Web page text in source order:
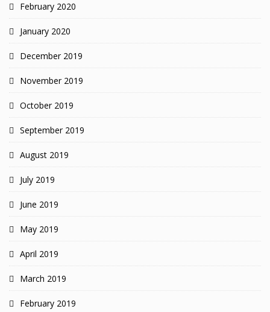
February 2020
January 2020
December 2019
November 2019
October 2019
September 2019
August 2019
July 2019
June 2019
May 2019
April 2019
March 2019
February 2019